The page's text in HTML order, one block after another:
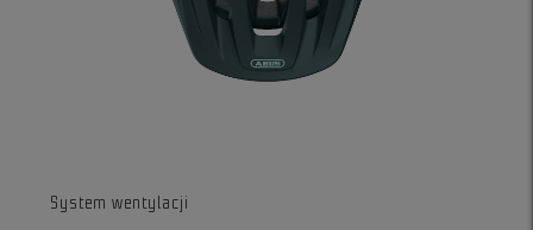
System wentylacji